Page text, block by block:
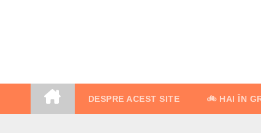
DESPRE ACEST SITE 🚲 HAI ÎN